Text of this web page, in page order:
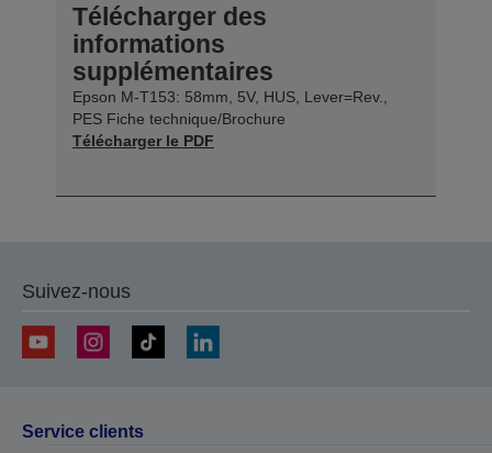
Télécharger des
informations
supplémentaires
Epson M-T153: 58mm, 5V, HUS, Lever=Rev.,
PES Fiche technique/Brochure
Télécharger le PDF
Suivez-nous
Service clients